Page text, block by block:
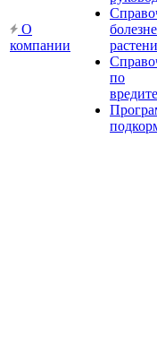
О
компании
по